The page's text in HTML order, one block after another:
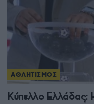
ΑΘΛΗΤΙΣΜΟΣ
Κύπελλο Ελλάδας: